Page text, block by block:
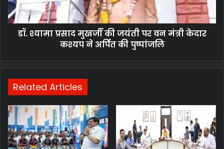
डॉ. श्यामा प्रसाद मुखर्जी की जयंती पर वन मंत्री केदार
कश्यप ने अर्पित की पुष्पांजलि
Related Articles